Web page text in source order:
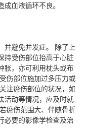
血液循环不良。
并避免并发症。 除了上
持受伤部位抬高于心脏
胀，亦可利用枕头或布
伤部位施加过多压力或
注瘀伤部位的状况，如
活动等情况，应及时就
瘀伤范围大、伴随骨折
必要的影像学检查及治